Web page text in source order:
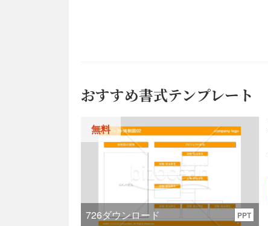
おすすめ書式テンプレート
無料
726ダウンロード PPT